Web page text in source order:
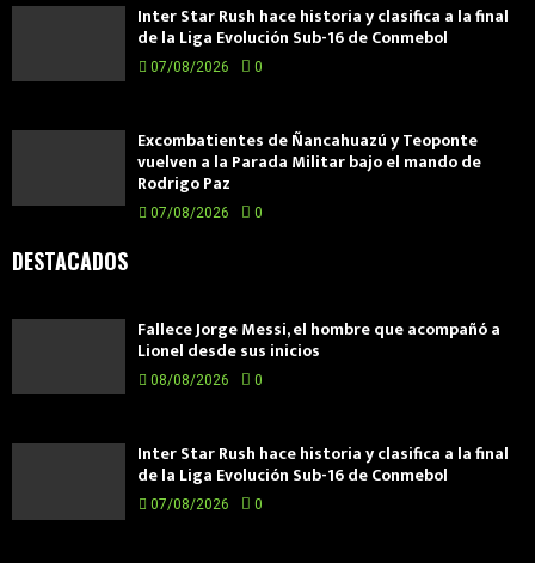
Inter Star Rush hace historia y clasifica a la final
de la Liga Evolución Sub-16 de Conmebol
07/08/2026 0
Excombatientes de Ñancahuazú y Teoponte
vuelven a la Parada Militar bajo el mando de
Rodrigo Paz
07/08/2026 0
DESTACADOS
Fallece Jorge Messi, el hombre que acompañó a
Lionel desde sus inicios
08/08/2026 0
Inter Star Rush hace historia y clasifica a la final
de la Liga Evolución Sub-16 de Conmebol
07/08/2026 0